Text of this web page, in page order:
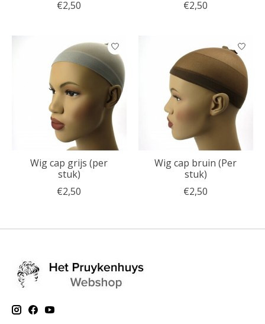
€2,50
€2,50
Wig cap grijs (per
stuk)
€2,50
Wig cap bruin (Per
stuk)
€2,50